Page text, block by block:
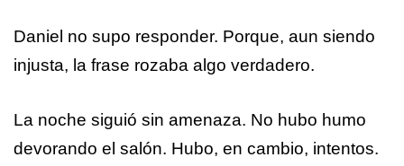
Daniel no supo responder. Porque, aun siendo
injusta, la frase rozaba algo verdadero.
La noche siguió sin amenaza. No hubo humo
devorando el salón. Hubo, en cambio, intentos.